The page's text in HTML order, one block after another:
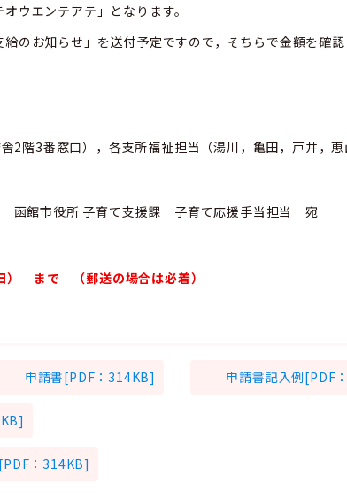
ウエンテアテ」となります。
のお知らせ」を送付予定ですので，そちらで金額を確
2階3番窓口），各支所福祉担当（湯川，亀田，戸井，
函館市役所 子育て支援課 子育て応援手当担当 宛
） まで （郵送の場合は必着）
申請書[PDF：314KB] 申請書記入例[PDF
：314KB]